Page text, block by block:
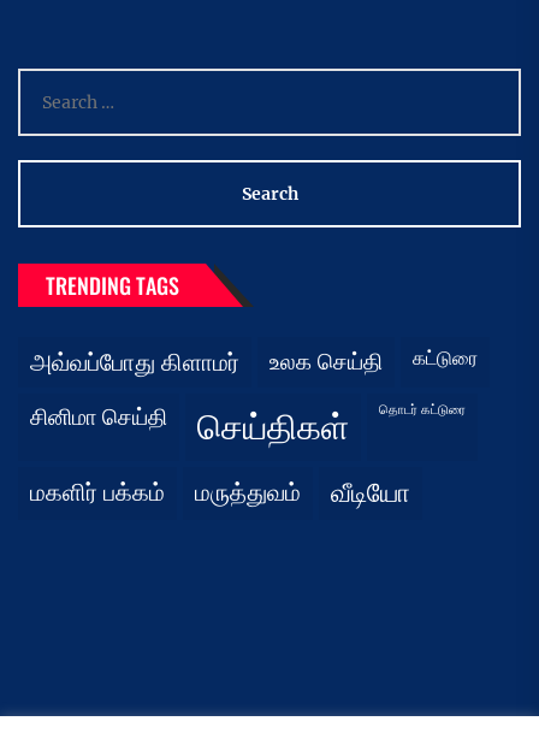
for:
TRENDING TAGS
அவ்வப்போது கிளாமர் உலக செய்தி கட்டுரை
சினிமா செய்தி செய்திகள் தொடர் கட்டுரை
மகளிர் பக்கம் மருத்துவம் வீடியோ